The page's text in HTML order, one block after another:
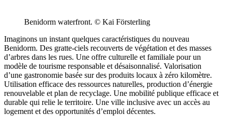
Benidorm waterfront. © Kai Försterling
Imaginons un instant quelques caractéristiques du nouveau
Benidorm. Des gratte-ciels recouverts de végétation et des masses
d’arbres dans les rues. Une offre culturelle et familiale pour un
modèle de tourisme responsable et désaisonnalisé. Valorisation
d’une gastronomie basée sur des produits locaux à zéro kilomètre.
Utilisation efficace des ressources naturelles, production d’énergie
renouvelable et plan de recyclage. Une mobilité publique efficace et
durable qui relie le territoire. Une ville inclusive avec un accès au
logement et des opportunités d’emploi décentes.